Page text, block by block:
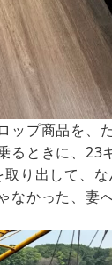
ップ商品を、
るときに、23
り出して、
なかった、妻